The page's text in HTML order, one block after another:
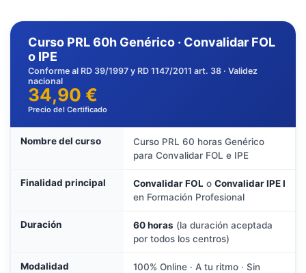
Curso PRL 60h Genérico · Convalidar FOL
o IPE
Conforme al RD 39/1997 y RD 1147/2011 art. 38 · Validez
nacional
34,90 €
Precio del Certificado
Nombre del curso
Curso PRL 60 horas Genérico
para Convalidar FOL e IPE
Finalidad principal Convalidar FOL o Convalidar IPE I
en Formación Profesional
Duración 60 horas (la duración aceptada
por todos los centros)
Modalidad
100% Online · A tu ritmo · Sin